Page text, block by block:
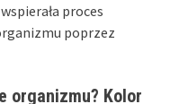
proces
poprzez
organizmu? Kolor